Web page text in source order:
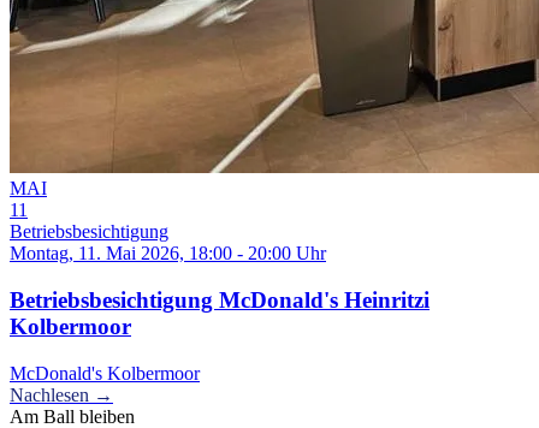
MAI
11
Betriebsbesichtigung
Montag, 11. Mai 2026, 18:00 - 20:00 Uhr
Betriebsbesichtigung McDonald's Heinritzi
Kolbermoor
McDonald's Kolbermoor
Nachlesen →
Am Ball bleiben